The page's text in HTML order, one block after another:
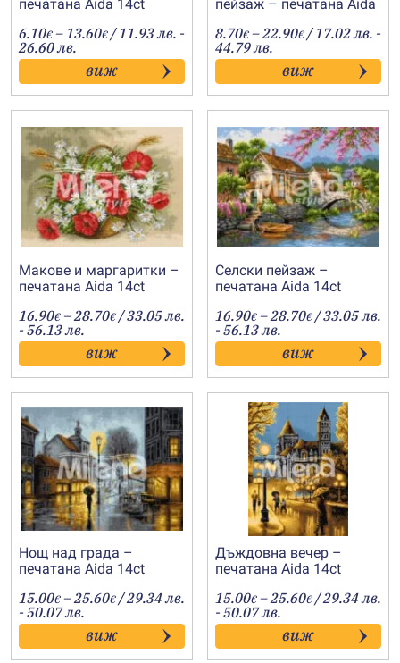
печатана Aida 14ct
6.10€ –13.60€Price
range:
6.10€
through
13.60€
/ 11.93 лв. -
26.60 лв.
виж
пейзаж – печатана Aida
8.70€ –22.90€Price
range:
8.70€
through
22.90€
/ 17.02 лв. -
44.79 лв.
виж
Макове и маргаритки –
печатана Aida 14ct
16.90€ –28.70€Price
range:
16.90€
through
28.70€
/ 33.05 лв.
- 56.13 лв.
виж
Селски пейзаж –
печатана Aida 14ct
16.90€ –28.70€Price
range:
16.90€
through
28.70€
/ 33.05 лв.
- 56.13 лв.
виж
Нощ над града –
печатана Aida 14ct
15.00€ –25.60€Price
range:
15.00€
through
25.60€
/ 29.34 лв.
- 50.07 лв.
виж
Дъждовна вечер –
печатана Aida 14ct
15.00€ –25.60€Price
range:
15.00€
through
25.60€
/ 29.34 лв.
- 50.07 лв.
виж